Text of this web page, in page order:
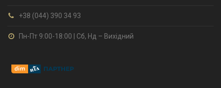
+38 (044) 390 34 93
Пн-Пт 9:00-18:00 | Сб, Нд – Вихідний